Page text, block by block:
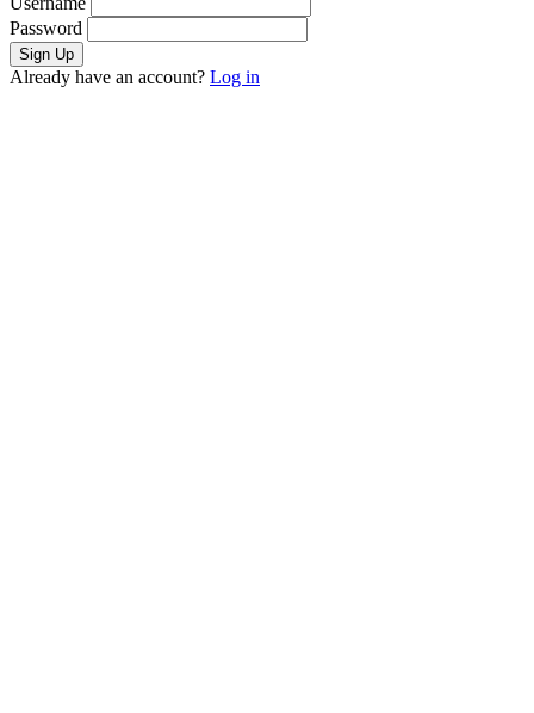
Password
Already have an account? Log in